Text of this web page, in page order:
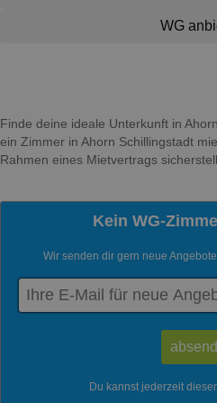
WG
Finde deine ideale Unterkunft in
ein Zimmer in Ahorn Schillingstadt
Rahmen eines Mietvertrags
Kein WG-
Wir senden dir gern neue
Du kannst jederzeit